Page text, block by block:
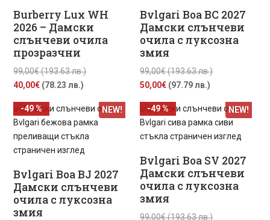
Burberry Lux WH
2026 – Дамски
слънчеви очила
прозразчни
99,00€(193.63 лв.)Original
99,00€
(193.63
лв.).
40,00€ (78.23 лв.)
е:
40,00€
(78.23
лв.).
Bvlgari Boa BC 2027
Дамски слънчеви
очила с луксозна
змия
99,00€(193.63 лв.)Original
99,00€
(193.63
лв.).
50,00€ (97.79 лв.)
е:
50,00€
(97.79
Bvlgari Boa BJ 2027
Дамски слънчеви
очила с луксозна
змия
NEW!
-49 %
Bvlgari Boa SV 2027
Дамски слънчеви
очила с луксозна
змия
NEW!
99,00€(193.63 лв.)Original
-49 %